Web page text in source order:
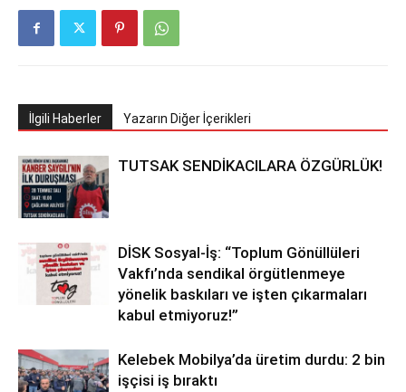
İlgili Haberler Yazarın Diğer İçerikleri
TUTSAK SENDİKACILARA ÖZGÜRLÜK!
DİSK Sosyal-İş: “Toplum Gönüllüleri
Vakfı’nda sendikal örgütlenmeye
yönelik baskıları ve işten çıkarmaları
kabul etmiyoruz!”
Kelebek Mobilya’da üretim durdu: 2 bin
işçisi iş bıraktı